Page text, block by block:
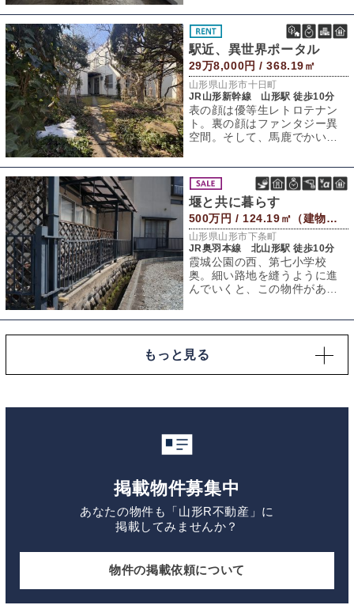
駅近、異世界ポータル
29万8,000円 / 368.19㎡
山形県山形市十日町
JR山形新幹線 山形駅 徒歩10分
表の顔は優等生レトロテナン
ト。裏の顔はファンタジー異
空間。そして、馬鹿でかい。
堰と共に暮らす
500万円 / 124.19㎡（建物） 104.5㎡（敷地）
山形県山形市下条町
JR奥羽本線 北山形駅 徒歩10分
霞城公園の西、第七小学校
奥。細い路地を縫うように進
んでいくと、この物件があり
もっと見る
掲載物件募集中
あなたの物件も「山形R不動産」に
掲載してみませんか？
物件の掲載依頼について